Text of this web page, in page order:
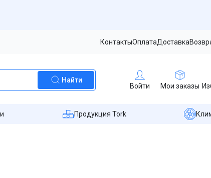
КонтактыОплатаДоставка
Найти
Войти Мои заказы
Продукция Tork